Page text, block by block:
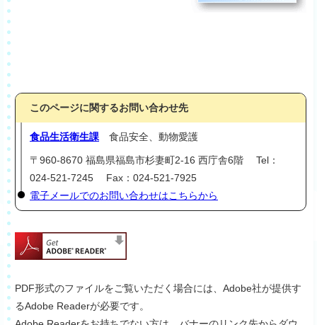
このページに関するお問い合わせ先
食品生活衛生課 食品安全、動物愛護
〒960-8670 福島県福島市杉妻町2-16 西庁舎6階 Tel：
024-521-7245 Fax：024-521-7925
電子メールでのお問い合わせはこちらから
PDF形式のファイルをご覧いただく場合には、Adobe社が提供す
るAdobe Readerが必要です。